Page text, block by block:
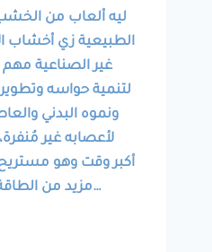
ليه ألعاب من
الطبيعية زي أخشاب
غير الصناعية
لتنمية حواسه
ونموه البدني
لأعصابه غير
أكبر وقت وهو
مزيد من الطاقة في اللعب والتعلُّم. ميزة…